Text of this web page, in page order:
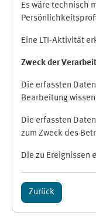
Es wäre technisch
Eine LTI-Aktivität
Zweck der
Die erfassten
Bearbeitung
Die erfassten
zum Zweck des
Die zu Ereignissen
Zurück